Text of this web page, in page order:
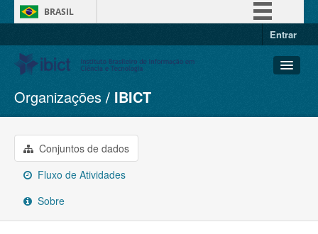
BRASIL
Entrar
Conjuntos de dados
Organizações
Grupos
Sobre
Organizações IBICT
Conjuntos de dados
Fluxo de Atividades
Sobre